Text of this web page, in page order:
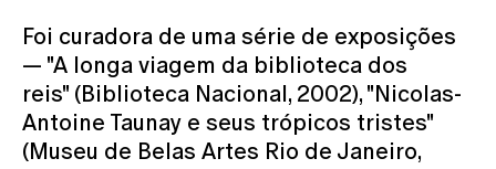
Foi curadora de uma série de exposições
— "A longa viagem da biblioteca dos
reis" (Biblioteca Nacional, 2002), "Nicolas-
Antoine Taunay e seus trópicos tristes"
(Museu de Belas Artes Rio de Janeiro,